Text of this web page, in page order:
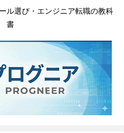
ル選び・エンジニア転職の教科
書